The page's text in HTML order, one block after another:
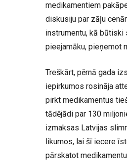
medikamentiem
diskusiju par zāļu
instrumentu, kā
pieejamāku, pieņemot
Treškārt, pērnā gada
iepirkumos rosināja
pirkt medikamentus
tādējādi par 130
izmaksas Latvijas
likumos, lai šī iecere
pārskatot